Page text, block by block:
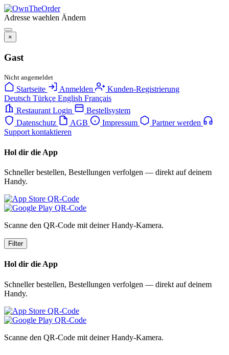
Adresse waehlen Ändern
×
Gast
Nicht angemeldet
Startseite Anmelden
Kunden-Registrierung
Deutsch Türkçe English Français
Restaurant Login
Bestellsystem
Datenschutz
AGB Impressum
Partner werden
Support kontaktieren
Hol dir die App
Schneller bestellen, Bestellungen verfolgen — direkt auf deinem
Handy.
Scanne den QR-Code mit deiner Handy-Kamera.
Filter
Hol dir die App
Schneller bestellen, Bestellungen verfolgen — direkt auf deinem
Handy.
Scanne den QR-Code mit deiner Handy-Kamera.